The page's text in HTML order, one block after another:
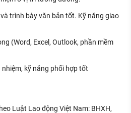
trình bày văn bản tốt. Kỹ năng giao
(Word, Excel, Outlook, phần mềm
kỹ năng phối hợp tốt
Luật Lao động Việt Nam: BHXH,